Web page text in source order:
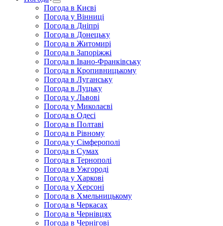
Погода в Києві
Погода у Вінниці
Погода в Дніпрі
Погода в Донецьку
Погода в Житомирі
Погода в Запоріжжі
Погода в Івано-Франківську
Погода в Кропивницькому
Погода в Луганську
Погода в Луцьку
Погода у Львові
Погода у Миколаєві
Погода в Одесі
Погода в Полтаві
Погода в Рівному
Погода у Сімферополі
Погода в Сумах
Погода в Тернополі
Погода в Ужгороді
Погода у Харкові
Погода у Херсоні
Погода в Хмельницькому
Погода в Черкасах
Погода в Чернівцях
Погода в Чернігові